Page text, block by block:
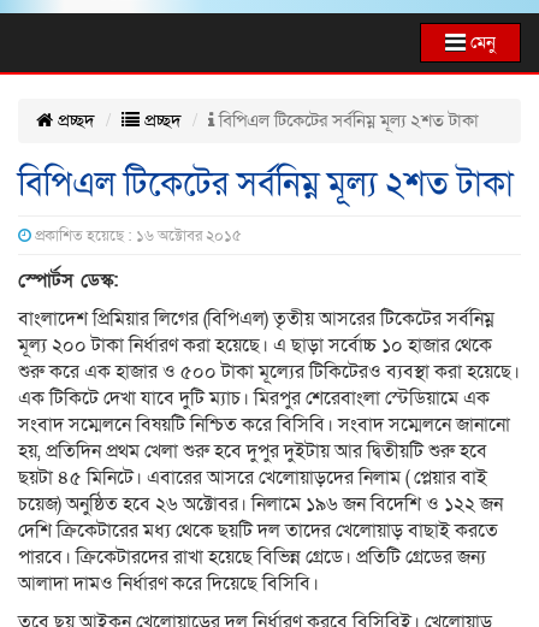
মেনু
প্রচ্ছদ প্রচ্ছদ বিপিএল টিকেটের সর্বনিম্ন মূল্য ২শত টাকা
বিপিএল টিকেটের সর্বনিম্ন মূল্য ২শত টাকা
প্রকাশিত হয়েছে : ১৬ অক্টোবর ২০১৫
স্পোর্টস ডেস্ক:
বাংলাদেশ প্রিমিয়ার লিগের (বিপিএল) তৃতীয় আসরের টিকেটের সর্বনিম্ন
মূল্য ২০০ টাকা নির্ধারণ করা হয়েছে। এ ছাড়া সর্বোচ্চ ১০ হাজার থেকে
শুরু করে এক হাজার ও ৫০০ টাকা মূল্যের টিকিটেরও ব্যবস্থা করা হয়েছে।
এক টিকিটে দেখা যাবে দুটি ম্যাচ। মিরপুর শেরেবাংলা স্টেডিয়ামে এক
সংবাদ সম্মেলনে বিষয়টি নিশ্চিত করে বিসিবি। সংবাদ সম্মেলনে জানানো
হয়, প্রতিদিন প্রথম খেলা শুরু হবে দুপুর দুইটায় আর দ্বিতীয়টি শুরু হবে
ছয়টা ৪৫ মিনিটে। এবারের আসরে খেলোয়াড়দের নিলাম ( প্লেয়ার বাই
চয়েজ) অনুষ্ঠিত হবে ২৬ অক্টোবর। নিলামে ১৯৬ জন বিদেশি ও ১২২ জন
দেশি ক্রিকেটারের মধ্য থেকে ছয়টি দল তাদের খেলোয়াড় বাছাই করতে
পারবে। ক্রিকেটারদের রাখা হয়েছে বিভিন্ন গ্রেডে। প্রতিটি গ্রেডের জন্য
আলাদা দামও নির্ধারণ করে দিয়েছে বিসিবি।